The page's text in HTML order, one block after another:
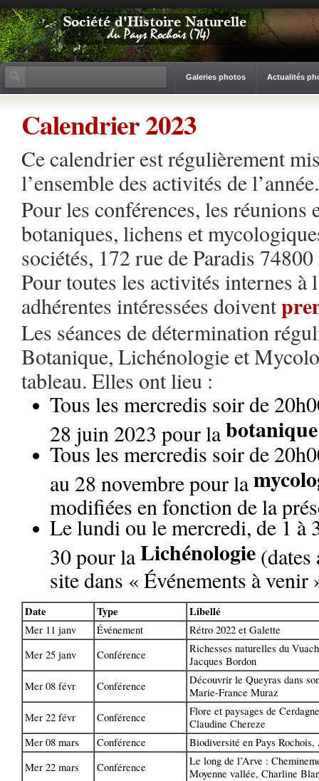
Galeries photos Actualités
Calendrier 2023
Ce calendrier est régulièrement
l’ensemble des activités de l’année.
Pour les conférences, les réunions
botaniques, lichens et
sociétés, 172 rue de Paradis
Pour toutes les activités internes à
adhérentes intéressées doivent
Les séances de détermination
Botanique, Lichénologie et
tableau. Elles ont lieu :
Tous les mercredis soir de
28 juin 2023 pour la botanique
Tous les mercredis soir de
au 28 novembre pour la
modifiées en fonction de la
Le lundi ou le mercredi, de 1 à
30 pour la Lichénologie (dates
site dans « Événements à venir
Date Type Libellé
Mer 11 janv Événement
Rétro 2022 et Galette
Mer 25 janv
Conférence
Richesses naturelles du
Jacques Bordon
Mer 08 févr
Conférence
Découvrir le Queyras dans
Marie-France Muraz
Mer 22 févr
Conférence
Flore et paysages de
Claudine Chereze
Mer 08 mars
Conférence
Biodiversité en Pays
Mer 22 mars
Conférence
Le long de l’Arve :
Moyenne vallée, Charline